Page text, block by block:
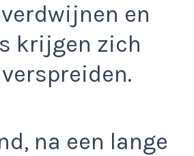
en
krijgen zich
na een lange